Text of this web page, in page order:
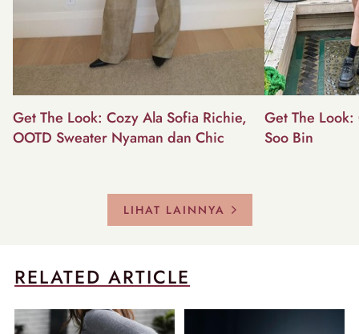
Get The Look: Cozy Ala Sofia Richie,
OOTD Sweater Nyaman dan Chic
Get The Look:
Soo Bin
LIHAT LAINNYA
RELATED ARTICLE